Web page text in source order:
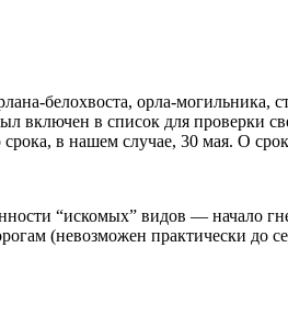
белохвоста, орла-могильника,
включен в список для
срока, в нашем случае, 30 мая. О
“искомых” видов — начало
(невозможен практически до